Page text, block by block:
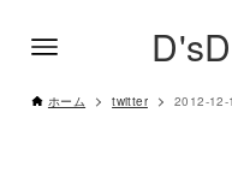
ホーム twitter 2012-